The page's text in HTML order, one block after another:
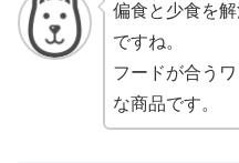
偏食と少食を
ですね。
フードが合う
な商品です。